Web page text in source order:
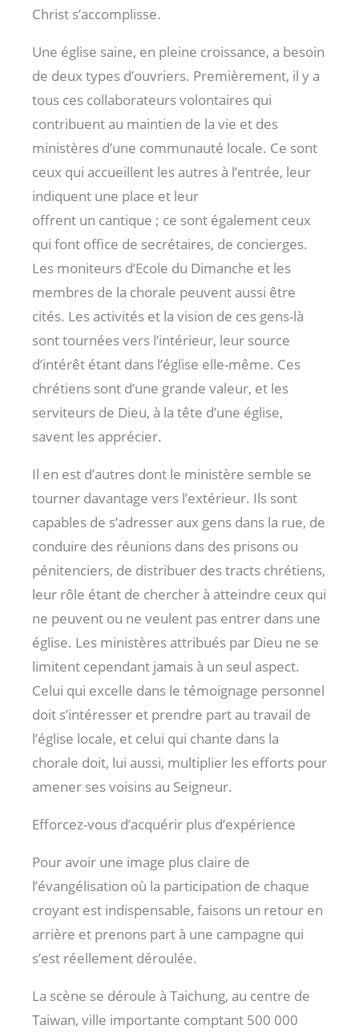
Christ s’accomplisse.
Une église saine, en pleine croissance, a besoin
de deux types d’ouvriers. Premièrement, il y a
tous ces collaborateurs volontaires qui
contribuent au maintien de la vie et des
ministères d’une communauté locale. Ce sont
ceux qui accueillent les autres à l’entrée, leur
indiquent une place et leur
offrent un cantique ; ce sont également ceux
qui font office de secrétaires, de concierges.
Les moniteurs d’Ecole du Dimanche et les
membres de la chorale peuvent aussi être
cités. Les activités et la vision de ces gens-là
sont tournées vers l’intérieur, leur source
d’intérêt étant dans l’église elle-même. Ces
chrétiens sont d’une grande valeur, et les
serviteurs de Dieu, à la tête d’une église,
savent les apprécier.
Il en est d’autres dont le ministère semble se
tourner davantage vers l’extérieur. Ils sont
capables de s’adresser aux gens dans la rue, de
conduire des réunions dans des prisons ou
pénitenciers, de distribuer des tracts chrétiens,
leur rôle étant de chercher à atteindre ceux qui
ne peuvent ou ne veulent pas entrer dans une
église. Les ministères attribués par Dieu ne se
limitent cependant jamais à un seul aspect.
Celui qui excelle dans le témoignage personnel
doit s’intéresser et prendre part au travail de
l’église locale, et celui qui chante dans la
chorale doit, lui aussi, multiplier les efforts pour
amener ses voisins au Seigneur.
Efforcez-vous d’acquérir plus d’expérience
Pour avoir une image plus claire de
l’évangélisation où la participation de chaque
croyant est indispensable, faisons un retour en
arrière et prenons part à une campagne qui
s’est réellement déroulée.
La scène se déroule à Taichung, au centre de
Taiwan, ville importante comptant 500 000